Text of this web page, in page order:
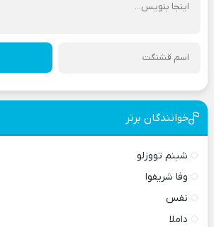
خوانندگان برتر
شبنم تووزلو
وفا شریفوا
نفس
داملا